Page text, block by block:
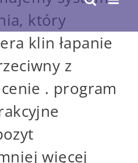
który
klin łapanie
z
. program
więcej